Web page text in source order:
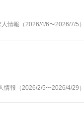
情報（2026/4/6〜2026/7/5
情報（2026/2/5〜2026/4/29